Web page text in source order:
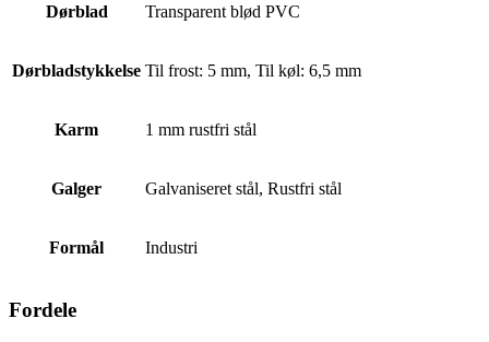
Dørblad Transparent blød PVC
Dørbladstykkelse Til frost: 5 mm, Til køl: 6,5 mm
Karm 1 mm rustfri stål
Galger Galvaniseret stål, Rustfri stål
Formål Industri
Fordele